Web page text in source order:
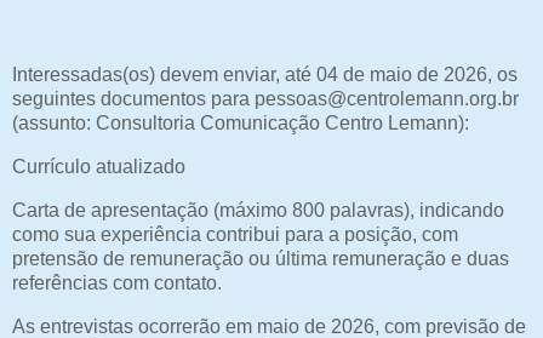
Interessadas(os) devem enviar, até 04 de maio de 2026, os
seguintes documentos para pessoas@centrolemann.org.br
(assunto: Consultoria Comunicação Centro Lemann):
Currículo atualizado
Carta de apresentação (máximo 800 palavras), indicando
como sua experiência contribui para a posição, com
pretensão de remuneração ou última remuneração e duas
referências com contato.
As entrevistas ocorrerão em maio de 2026, com previsão de